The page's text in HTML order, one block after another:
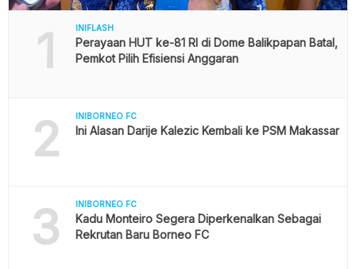
1 INIFLASH
Perayaan HUT ke-81 RI di Dome Balikpapan Batal,
Pemkot Pilih Efisiensi Anggaran
2 INIBORNEO FC
Ini Alasan Darije Kalezic Kembali ke PSM Makassar
3 INIBORNEO FC
Kadu Monteiro Segera Diperkenalkan Sebagai
Rekrutan Baru Borneo FC